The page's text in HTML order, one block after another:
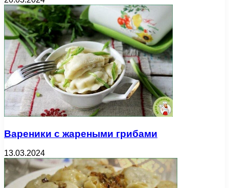
Вареники с жареными грибами
13.03.2024